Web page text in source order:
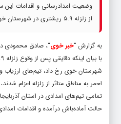
از زلزله ۵.۹ ریشتری در شهرستان خوی را تشریح کرد.
به گزارش “خبر خوی“، صادق محمودی
شهرستان خوی رخ داد، تیم‌های
احمر به مناطق متاثر از زلزله اعزام
تمامی تیم‌های امدادی در استان
حالت آماده‌باش درآمده و اقدامات